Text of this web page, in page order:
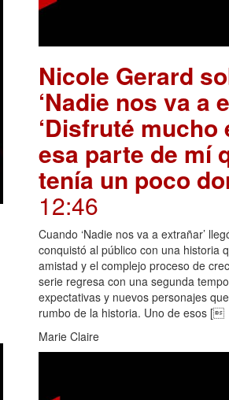
Nicole Gerard
‘Nadie nos va a
‘Disfruté
esa parte de mí
tenía un poco
12:46
Cuando ‘Nadie nos va a extrañar’
conquistó al público con una historia
amistad y el complejo proceso de
serie regresa con una segunda
expectativas y nuevos personajes
rumbo de la historia. Uno de esos [
Marie Claire